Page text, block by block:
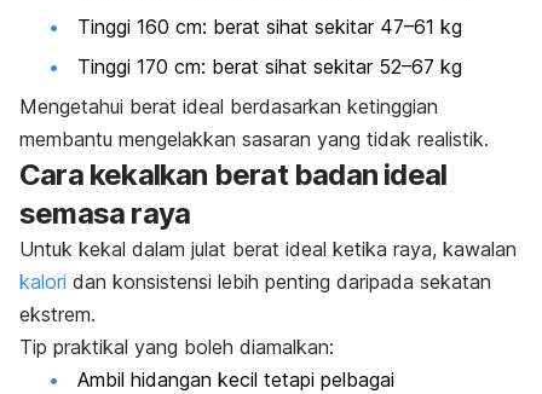
Tinggi 160 cm: berat sihat sekitar 47–61 kg
Tinggi 170 cm: berat sihat sekitar 52–67 kg
Mengetahui berat ideal berdasarkan ketinggian
membantu mengelakkan sasaran yang tidak realistik.
Cara kekalkan berat badan ideal
semasa raya
Untuk kekal dalam julat berat ideal ketika raya, kawalan
kalori dan konsistensi lebih penting daripada sekatan
ekstrem.
Tip praktikal yang boleh diamalkan:
Ambil hidangan kecil tetapi pelbagai